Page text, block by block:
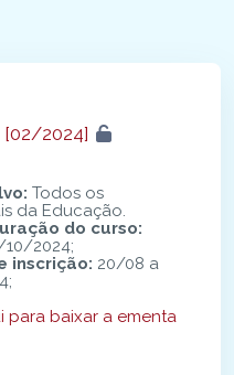
[02/2024]
Todos os
da Educação.
do curso:
2024;
inscrição: 20/08 a
para baixar a ementa